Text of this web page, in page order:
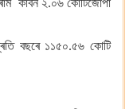
কাৰ্বন ২.০৬ কোটিজোপা
বছৰে ১১৫০.৫৬ কোটি